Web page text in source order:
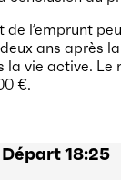
de l’emprunt
ans après
la vie active.
€.
18:25